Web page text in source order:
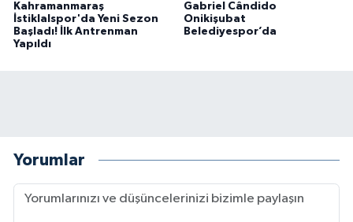
Kahramanmaraş
İstiklalspor'da Yeni Sezon
Başladı! İlk Antrenman
Yapıldı
Gabriel Cândido
Onikişubat
Belediyespor’da
Yorumlar